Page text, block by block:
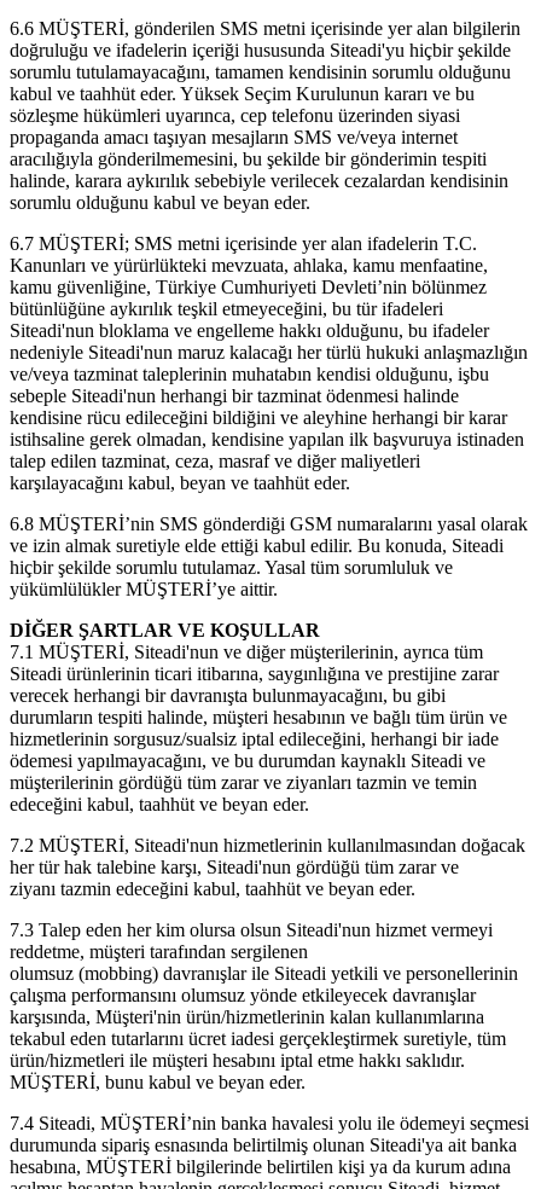
6.6 MÜŞTERİ, gönderilen SMS metni içerisinde yer alan bilgilerin
doğruluğu ve ifadelerin içeriği hususunda Siteadi'yu hiçbir şekilde
sorumlu tutulamayacağını, tamamen kendisinin sorumlu olduğunu
kabul ve taahhüt eder. Yüksek Seçim Kurulunun kararı ve bu
sözleşme hükümleri uyarınca, cep telefonu üzerinden siyasi
propaganda amacı taşıyan mesajların SMS ve/veya internet
aracılığıyla gönderilmemesini, bu şekilde bir gönderimin tespiti
halinde, karara aykırılık sebebiyle verilecek cezalardan kendisinin
sorumlu olduğunu kabul ve beyan eder.
6.7 MÜŞTERİ; SMS metni içerisinde yer alan ifadelerin T.C.
Kanunları ve yürürlükteki mevzuata, ahlaka, kamu menfaatine,
kamu güvenliğine, Türkiye Cumhuriyeti Devleti’nin bölünmez
bütünlüğüne aykırılık teşkil etmeyeceğini, bu tür ifadeleri
Siteadi'nun bloklama ve engelleme hakkı olduğunu, bu ifadeler
nedeniyle Siteadi'nun maruz kalacağı her türlü hukuki anlaşmazlığın
ve/veya tazminat taleplerinin muhatabın kendisi olduğunu, işbu
sebeple Siteadi'nun herhangi bir tazminat ödenmesi halinde
kendisine rücu edileceğini bildiğini ve aleyhine herhangi bir karar
istihsaline gerek olmadan, kendisine yapılan ilk başvuruya istinaden
talep edilen tazminat, ceza, masraf ve diğer maliyetleri
karşılayacağını kabul, beyan ve taahhüt eder.
6.8 MÜŞTERİ’nin SMS gönderdiği GSM numaralarını yasal olarak
ve izin almak suretiyle elde ettiği kabul edilir. Bu konuda, Siteadi
hiçbir şekilde sorumlu tutulamaz. Yasal tüm sorumluluk ve
yükümlülükler MÜŞTERİ’ye aittir.
DİĞER ŞARTLAR VE KOŞULLAR
7.1 MÜŞTERİ, Siteadi'nun ve diğer müşterilerinin, ayrıca tüm
Siteadi ürünlerinin ticari itibarına, saygınlığına ve prestijine zarar
verecek herhangi bir davranışta bulunmayacağını, bu gibi
durumların tespiti halinde, müşteri hesabının ve bağlı tüm ürün ve
hizmetlerinin sorgusuz/sualsiz iptal edileceğini, herhangi bir iade
ödemesi yapılmayacağını, ve bu durumdan kaynaklı Siteadi ve
müşterilerinin gördüğü tüm zarar ve ziyanları tazmin ve temin
edeceğini kabul, taahhüt ve beyan eder.
7.2 MÜŞTERİ, Siteadi'nun hizmetlerinin kullanılmasından doğacak
her tür hak talebine karşı, Siteadi'nun gördüğü tüm zarar ve
ziyanı tazmin edeceğini kabul, taahhüt ve beyan eder.
7.3 Talep eden her kim olursa olsun Siteadi'nun hizmet vermeyi
reddetme, müşteri tarafından sergilenen
olumsuz (mobbing) davranışlar ile Siteadi yetkili ve personellerinin
çalışma performansını olumsuz yönde etkileyecek davranışlar
karşısında, Müşteri'nin ürün/hizmetlerinin kalan kullanımlarına
tekabul eden tutarlarını ücret iadesi gerçekleştirmek suretiyle, tüm
ürün/hizmetleri ile müşteri hesabını iptal etme hakkı saklıdır.
MÜŞTERİ, bunu kabul ve beyan eder.
7.4 Siteadi, MÜŞTERİ’nin banka havalesi yolu ile ödemeyi seçmesi
durumunda sipariş esnasında belirtilmiş olunan Siteadi'ya ait banka
hesabına, MÜŞTERİ bilgilerinde belirtilen kişi ya da kurum adına